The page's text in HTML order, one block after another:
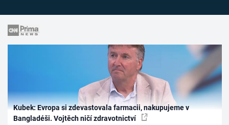
Kubek: Evropa si zdevastovala farmacii, nakupujeme v
Bangladéši. Vojtěch ničí zdravotnictví